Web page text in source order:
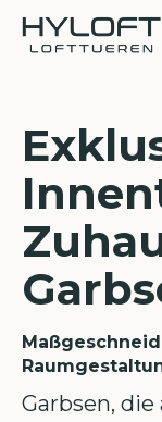
Garbsen,